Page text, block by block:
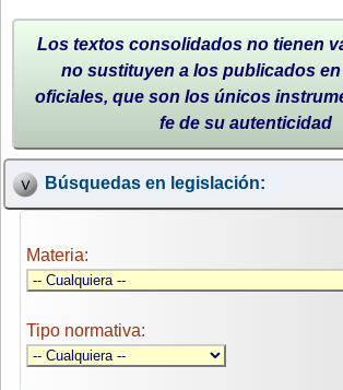
Los textos consolidados no tienen
no sustituyen a los publicados
oficiales, que son los únicos
fe de su autenticidad
Búsquedas en legislación:
Materia:
Tipo normativa: